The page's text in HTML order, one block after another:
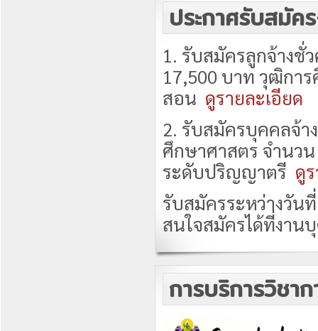
ประกาศรับสมัค
1. รับสมัครลูกจ้างชั่
17,500 บาท วุฒิกา
สอน ดูรายละเอียด
2. รับสมัครบุคคลจ้า
ศึกษาศาสตร จำนว
ระดับปริญญาตรี ดู
รับสมัครระหว่างวัน
สนใจสมัครได้ที่งาน
การบริการวิชา